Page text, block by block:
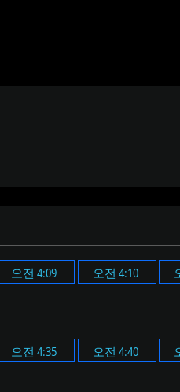
오전 4:09 오전 4:10
오전 4:35 오전 4:40